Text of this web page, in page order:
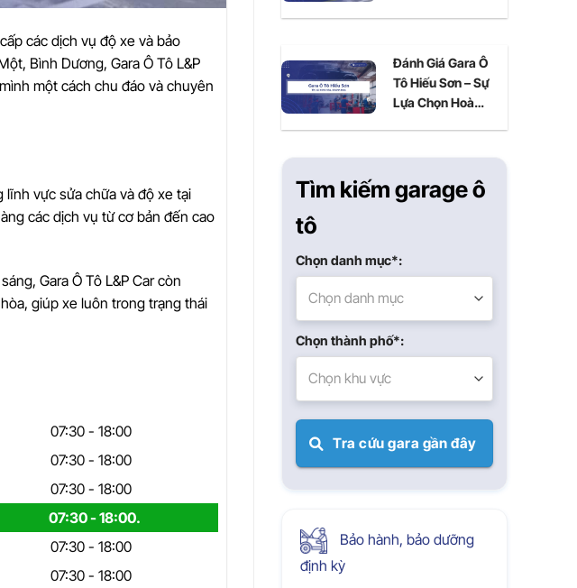
các dịch vụ độ xe và bảo
Bình Dương, Gara Ô Tô L&P
một cách chu đáo và chuyên
lĩnh vực sửa chữa và độ xe tại
các dịch vụ từ cơ bản đến cao
Gara Ô Tô L&P Car còn
giúp xe luôn trong trạng thái
07:30 - 18:00
07:30 - 18:00
07:30 - 18:00
07:30 - 18:00.
07:30 - 18:00
07:30 - 18:00
Đánh Giá Gara Ô
Tô Hiếu Sơn – Sự
Lựa Chọn Hoàn
Tìm kiếm garage ô
tô
Chọn danh mục*:
Chọn danh mục
Chọn thành phố*:
Chọn khu vực
Tra cứu gara gần đây
Bảo hành, bảo dưỡng
định kỳ